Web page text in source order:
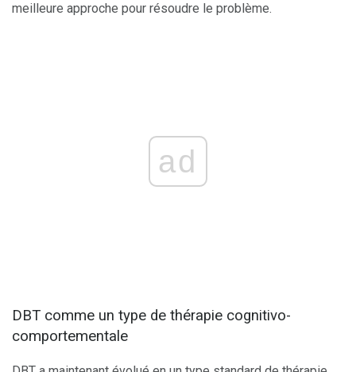
meilleure approche pour résoudre le problème.
ad
DBT comme un type de thérapie cognitivo-
comportementale